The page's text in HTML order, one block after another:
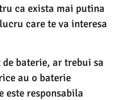
ca exista mai putina
care te va interesa
baterie, ar trebui sa
au o baterie
este responsabila